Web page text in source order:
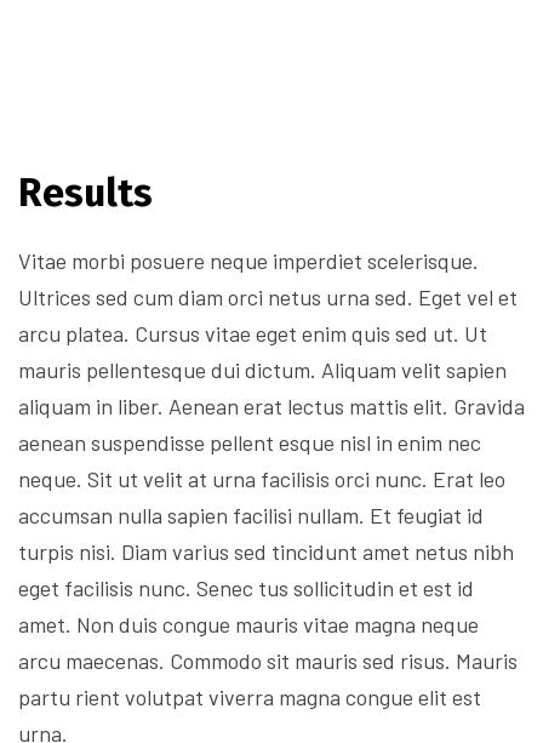
Results
Vitae morbi posuere neque imperdiet scelerisque.
Ultrices sed cum diam orci netus urna sed. Eget vel et
arcu platea. Cursus vitae eget enim quis sed ut. Ut
mauris pellentesque dui dictum. Aliquam velit sapien
aliquam in liber. Aenean erat lectus mattis elit. Gravida
aenean suspendisse pellent esque nisl in enim nec
neque. Sit ut velit at urna facilisis orci nunc. Erat leo
accumsan nulla sapien facilisi nullam. Et feugiat id
turpis nisi. Diam varius sed tincidunt amet netus nibh
eget facilisis nunc. Senec tus sollicitudin et est id
amet. Non duis congue mauris vitae magna neque
arcu maecenas. Commodo sit mauris sed risus. Mauris
partu rient volutpat viverra magna congue elit est
urna.